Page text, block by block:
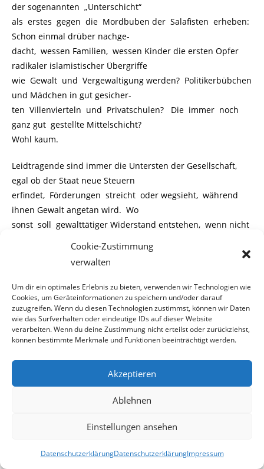
Cookie-Zustimmung
verwalten
Um dir ein optimales Erlebnis zu bieten, verwenden wir Technologien wie
Cookies, um Geräteinformationen zu speichern und/oder darauf
zuzugreifen. Wenn du diesen Technologien zustimmst, können wir Daten
wie das Surfverhalten oder eindeutige IDs auf dieser Website
verarbeiten. Wenn du deine Zustimmung nicht erteilst oder zurückziehst,
können bestimmte Merkmale und Funktionen beeinträchtigt werden.
Akzeptieren
Ablehnen
Einstellungen ansehen
DatenschutzerklärungDatenschutzerklärungImpressum
der sogenannten „Unterschicht“
als erstes gegen die Mordbuben der Salafisten erheben:
Schon einmal drüber nachge-
dacht, wessen Familien, wessen Kinder die ersten Opfer
radikaler islamistischer Übergriffe
wie Gewalt und Vergewaltigung werden? Politikerbübchen
und Mädchen in gut gesicher-
ten Villenvierteln und Privatschulen? Die immer noch
ganz gut gestellte Mittelschicht?
Wohl kaum.
Leidtragende sind immer die Untersten der Gesellschaft,
egal ob der Staat neue Steuern
erfindet, Förderungen streicht oder wegsieht, während
ihnen Gewalt angetan wird. Wo
sonst soll gewalttätiger Widerstand entstehen, wenn nicht
wir herabschauen, spucken, die wir nicht ernst nehmen,
welche die schlechtesten Jobs
haben oder auch von der Sozialhilfe leben .– diese
Menschen tragen jetzt wohl den
Konflikt aus, welcher von Mittel- und Oberschicht durch
Dummheit und Ignoranz provo-
ziert wurde. Wer lernt aus der Geschichte?